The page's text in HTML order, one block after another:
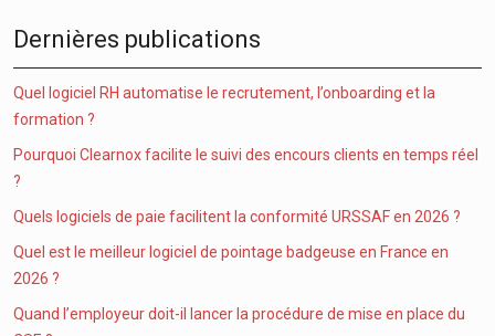
Dernières publications
Quel logiciel RH automatise le recrutement, l’onboarding et la
formation ?
Pourquoi Clearnox facilite le suivi des encours clients en temps réel
?
Quels logiciels de paie facilitent la conformité URSSAF en 2026 ?
Quel est le meilleur logiciel de pointage badgeuse en France en
2026 ?
Quand l’employeur doit-il lancer la procédure de mise en place du